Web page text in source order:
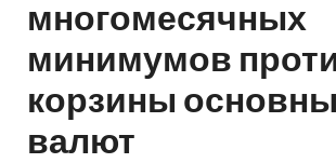
многомесячных
минимумов
корзины
валют